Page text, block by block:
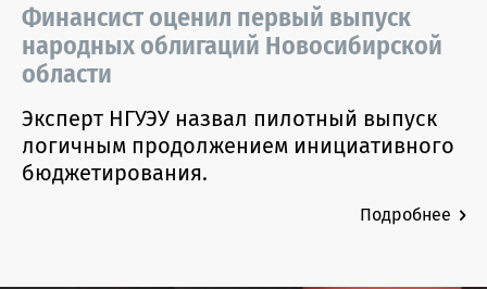
Финансист оценил первый выпуск
народных облигаций Новосибирской
области
Эксперт НГУЭУ назвал пилотный выпуск
логичным продолжением инициативного
бюджетирования.
Подробнее